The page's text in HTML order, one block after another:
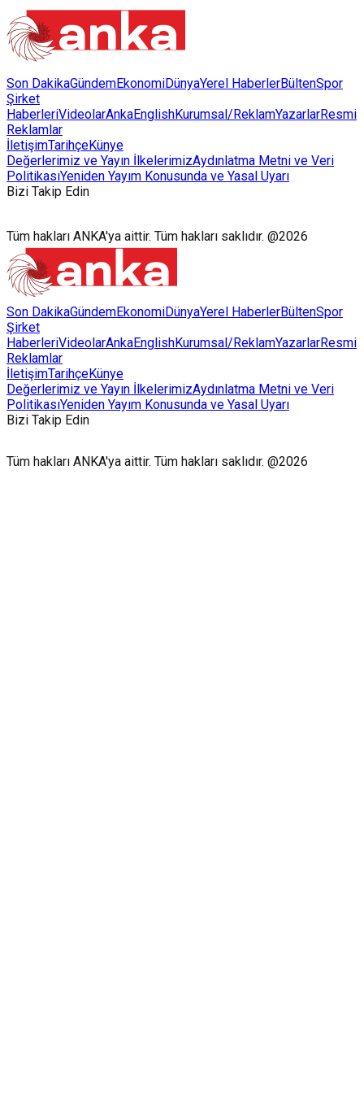
Son DakikaGündemEkonomiDünyaYerel HaberlerBültenSpor
Şirket
HaberleriVideolarAnkaEnglishKurumsal/ReklamYazarlarResmi
Reklamlar
İletişimTarihçeKünye
Değerlerimiz ve Yayın İlkelerimizAydınlatma Metni ve Veri
PolitikasıYeniden Yayım Konusunda ve Yasal Uyarı
Bizi Takip Edin
Tüm hakları ANKA'ya aittir. Tüm hakları saklıdır. @2026
Son DakikaGündemEkonomiDünyaYerel HaberlerBültenSpor
Şirket
HaberleriVideolarAnkaEnglishKurumsal/ReklamYazarlarResmi
Reklamlar
İletişimTarihçeKünye
Değerlerimiz ve Yayın İlkelerimizAydınlatma Metni ve Veri
PolitikasıYeniden Yayım Konusunda ve Yasal Uyarı
Bizi Takip Edin
Tüm hakları ANKA'ya aittir. Tüm hakları saklıdır. @2026